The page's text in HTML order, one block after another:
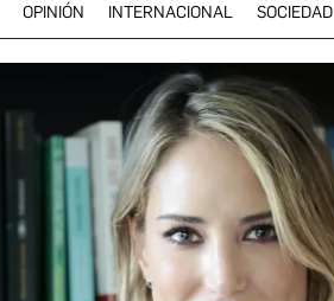
OPINIÓN INTERNACIONAL SOCIEDAD